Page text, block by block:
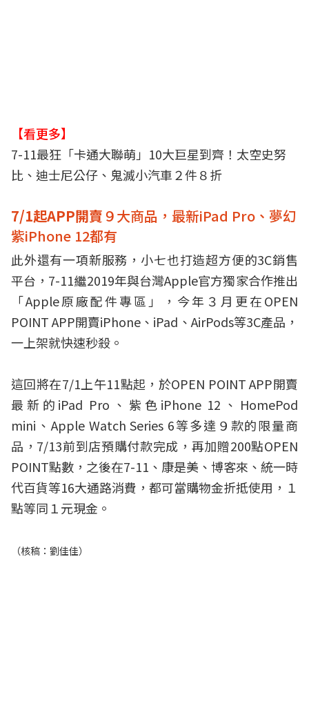
【看更多】
7-11最狂「卡通大聯萌」10大巨星到齊！太空史努
比、迪士尼公仔、鬼滅小汽車２件８折
7/1起APP開賣９大商品，最新iPad Pro、夢幻
紫iPhone 12都有
此外還有一項新服務，小七也打造超方便的3C銷售
平台，7-11繼2019年與台灣Apple官方獨家合作推出
「Apple原廠配件專區」，今年３月更在OPEN
POINT APP開賣iPhone、iPad、AirPods等3C產品，
一上架就快速秒殺。
這回將在7/1上午11點起，於OPEN POINT APP開賣
最新的iPad Pro、紫色iPhone 12、HomePod
mini、Apple Watch Series 6等多達９款的限量商
品，7/13前到店預購付款完成，再加贈200點OPEN
POINT點數，之後在7-11、康是美、博客來、統一時
代百貨等16大通路消費，都可當購物金折抵使用，１
點等同１元現金。
（核稿：劉佳佳）